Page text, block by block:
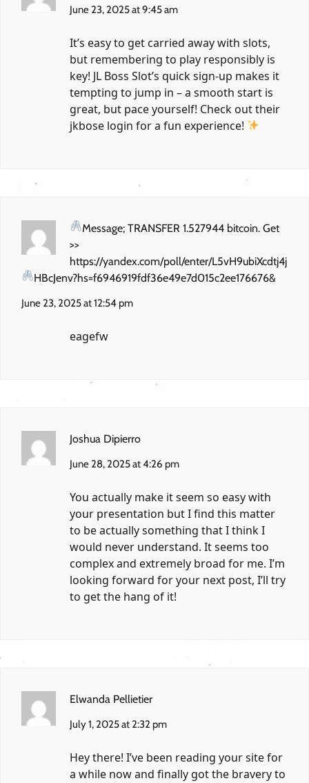
June 23, 2025 at 9:45 am
It’s easy to get carried away with slots,
but remembering to play responsibly is
key! JL Boss Slot’s quick sign-up makes it
tempting to jump in – a smooth start is
great, but pace yourself! Check out their
jkbose login for a fun experience!
Message; TRANSFER 1.527944 bitcoin. Get
>>
https://yandex.com/poll/enter/L5vH9ubiXcdtj4j
HBcJenv?hs=f6946919fdf36e49e7d015c2ee176676&
June 23, 2025 at 12:54 pm
eagefw
Joshua Dipierro
June 28, 2025 at 4:26 pm
You actually make it seem so easy with
your presentation but I find this matter
to be actually something that I think I
would never understand. It seems too
complex and extremely broad for me. I’m
looking forward for your next post, I’ll try
to get the hang of it!
Elwanda Pellietier
July 1, 2025 at 2:32 pm
Hey there! I’ve been reading your site for
a while now and finally got the bravery to